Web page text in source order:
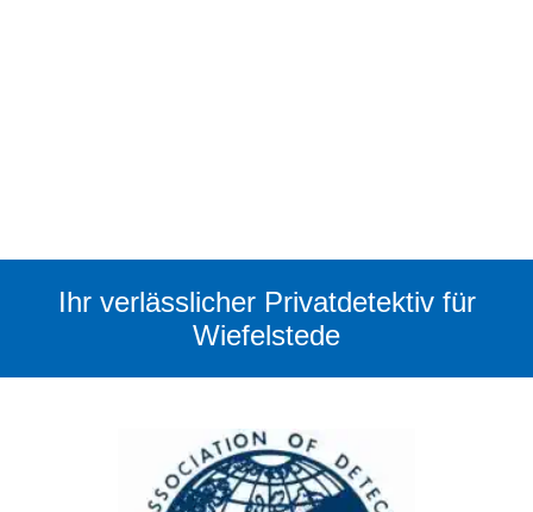
Ihr verlässlicher Privatdetektiv für
Wiefelstede